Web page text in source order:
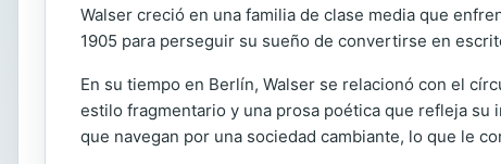
Walser creció en una familia de clase media que
1905 para perseguir su sueño de convertirse en
En su tiempo en Berlín, Walser se relacionó con el
estilo fragmentario y una prosa poética que refleja
que navegan por una sociedad cambiante, lo que le